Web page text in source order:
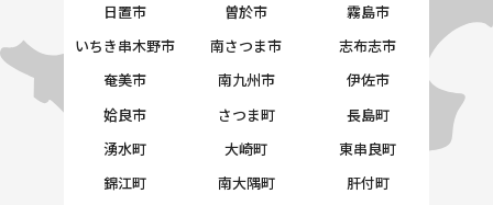
日置市
曽於市
霧島市
いちき串木野市
南さつま市
志布志市
奄美市
南九州市
伊佐市
姶良市
さつま町
長島町
湧水町
大崎町
東串良町
錦江町
南大隅町
肝付町